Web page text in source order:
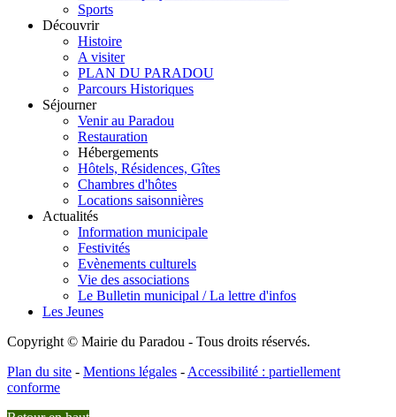
Sports
Découvrir
Histoire
A visiter
PLAN DU PARADOU
Parcours Historiques
Séjourner
Venir au Paradou
Restauration
Hébergements
Hôtels, Résidences, Gîtes
Chambres d'hôtes
Locations saisonnières
Actualités
Information municipale
Festivités
Evènements culturels
Vie des associations
Le Bulletin municipal / La lettre d'infos
Les Jeunes
Copyright © Mairie du Paradou - Tous droits réservés.
Plan du site - Mentions légales - Accessibilité : partiellement
conforme